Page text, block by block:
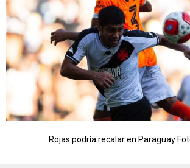
Rojas podría recalar en Paraguay